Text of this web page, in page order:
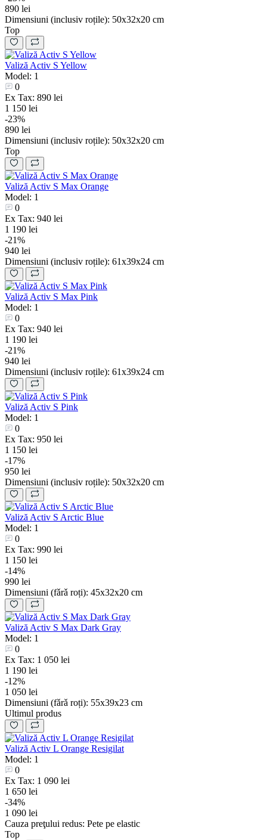
890 lei
Dimensiuni (inclusiv roțile): 50х32х20 cm
Top
Valiză Activ S Yellow
Model: 1
0
Ex Tax: 890 lei
1 150 lei
-23%
890 lei
Dimensiuni (inclusiv roțile): 50х32х20 cm
Top
Valiză Activ S Max Orange
Model: 1
0
Ex Tax: 940 lei
1 190 lei
-21%
940 lei
Dimensiuni (inclusiv roțile): 61х39х24 cm
Valiză Activ S Max Pink
Model: 1
0
Ex Tax: 940 lei
1 190 lei
-21%
940 lei
Dimensiuni (inclusiv roțile): 61х39х24 cm
Valiză Activ S Pink
Model: 1
0
Ex Tax: 950 lei
1 150 lei
-17%
950 lei
Dimensiuni (inclusiv roțile): 50х32х20 cm
Valiză Activ S Arctic Blue
Model: 1
0
Ex Tax: 990 lei
1 150 lei
-14%
990 lei
Dimensiuni (fǎrǎ roți): 45х32х20 cm
Valiză Activ S Max Dark Gray
Model: 1
0
Ex Tax: 1 050 lei
1 190 lei
-12%
1 050 lei
Dimensiuni (fǎrǎ roți): 55х39х23 cm
Ultimul produs
Valiză Activ L Orange Resigilat
Model: 1
0
Ex Tax: 1 090 lei
1 650 lei
-34%
1 090 lei
Cauza preţului redus: Pete pe elastic
Top